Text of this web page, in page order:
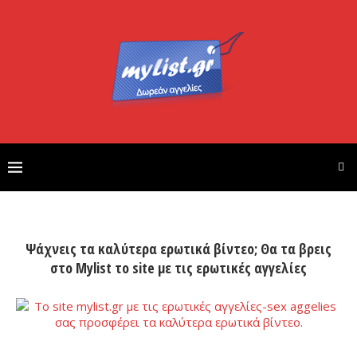
Ψάχνεις τα καλύτερα ερωτικά βίντεο; Θα τα βρεις
στο Mylist το site με τις ερωτικές αγγελίες